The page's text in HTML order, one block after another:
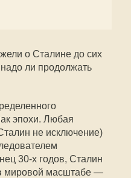
о Сталине до сих
ли продолжать
эпохи. Любая
не исключение)
30-х годов, Сталин
мировой масштабе —